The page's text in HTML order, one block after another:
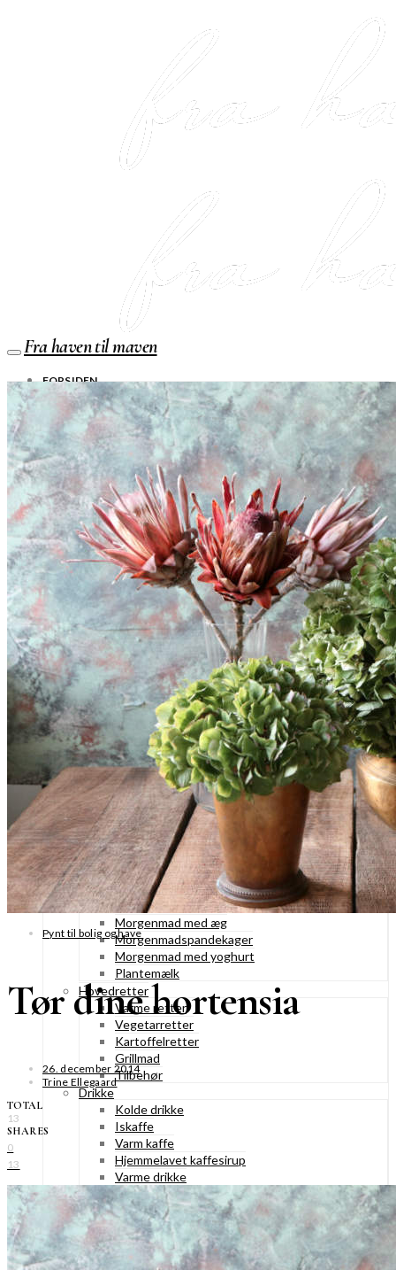
Fra haven til maven
FORSIDEN
SHOP
Jul
Råvarer
Køkkengrej
Bolig
DIY skønhedspleje
Bæredygtig skønhedspleje
DIY
Keramik
Garn
Uld
OPSKRIFTER
Bagværk
Gærbrød
Boller
Madbrød
Rugbrød
Kiks & knækbrød
Kager
Æblekager
Skærekager
Søde tærter
Muffins & cupcakes
Gærkager & sammenlagte kager
Konditorkager
Marengskager
Småkager & cookies
Vafler & pandekager
Fastelavnsboller
Morgenmad
Granola & müesli
Morgenmad med æg
Morgenmadspandekager
Morgenmad med yoghurt
Plantemælk
Hovedretter
Varme retter
Vegetarretter
Kartoffelretter
Grillmad
Tilbehør
Drikke
Kolde drikke
Iskaffe
Varm kaffe
Hjemmelavet kaffesirup
Varme drikke
Likører
Kryddersnaps
Drinks & cocktails
Hjemmelavet saft
Juicer og smoothies
Pynt til bolig og have
Tør dine hortensia
26. december 2014
Trine Ellegaard
TOTAL
13
SHARES
0
13